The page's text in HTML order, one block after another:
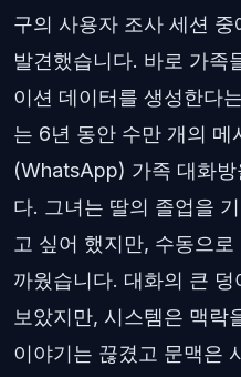
구의 사용자 조사 세션
발견했습니다. 바로 가족
이션 데이터를 생성한다
는 6년 동안 수만 개의 메
(WhatsApp) 가족 대화
다. 그녀는 딸의 졸업을
고 싶어 했지만, 수동으
까웠습니다. 대화의 큰
보았지만, 시스템은 맥락
이야기는 끊겼고 문맥은